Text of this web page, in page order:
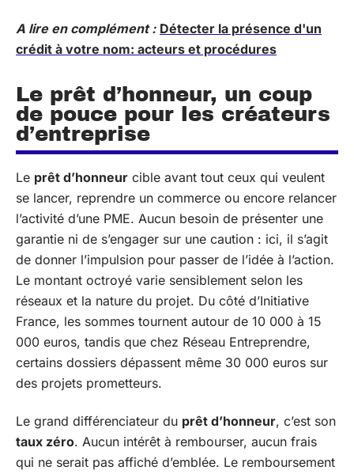
A lire en complément : Détecter la présence d'un
crédit à votre nom: acteurs et procédures
Le prêt d’honneur, un coup
de pouce pour les créateurs
d’entreprise
Le prêt d’honneur cible avant tout ceux qui veulent
se lancer, reprendre un commerce ou encore relancer
l’activité d’une PME. Aucun besoin de présenter une
garantie ni de s’engager sur une caution : ici, il s’agit
de donner l’impulsion pour passer de l’idée à l’action.
Le montant octroyé varie sensiblement selon les
réseaux et la nature du projet. Du côté d’Initiative
France, les sommes tournent autour de 10 000 à 15
000 euros, tandis que chez Réseau Entreprendre,
certains dossiers dépassent même 30 000 euros sur
des projets prometteurs.
Le grand différenciateur du prêt d’honneur, c’est son
taux zéro. Aucun intérêt à rembourser, aucun frais
qui ne serait pas affiché d’emblée. Le remboursement